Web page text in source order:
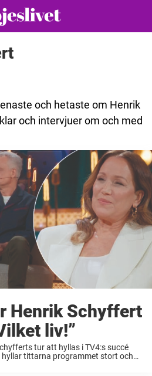
och hetaste om Henrik
och intervjuer om och med
Henrik Schyffert
liv!”
tur att hyllas i TV4:s succé
hyllar tittarna programmet stort och